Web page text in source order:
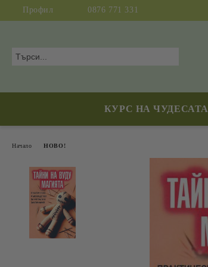
Профил 0876 771 331
КУРС НА ЧУДЕСАТА
Начало НОВО!